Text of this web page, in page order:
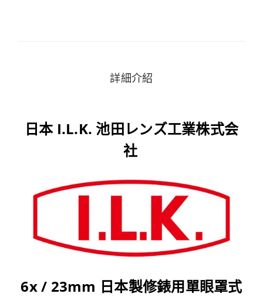
詳細介紹
日本 I.L.K. 池田レンズ工業株式会
社
6x / 23mm 日本製修錶用單眼罩式